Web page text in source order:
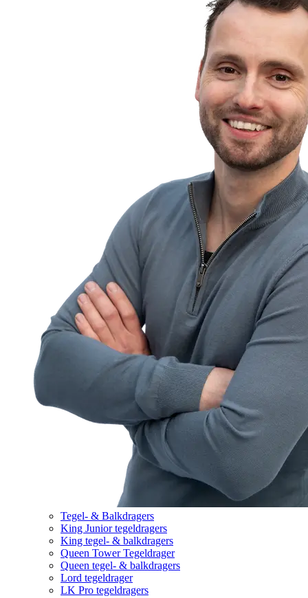
Tegel- & Balkdragers
King Junior tegeldragers
King tegel- & balkdragers
Queen Tower Tegeldrager
Queen tegel- & balkdragers
Lord tegeldrager
LK Pro tegeldragers